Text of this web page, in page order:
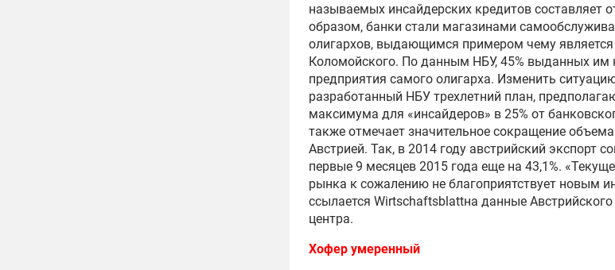
называемых инсайдерских кредитов составляет
образом, банки стали магазинами
олигархов, выдающимся примером чему является
Коломойского. По данным НБУ, 45% выданных им
предприятия самого олигарха. Изменить
разработанный НБУ трехлетний план,
максимума для «инсайдеров» в 25% от
также отмечает значительное сокращение
Австрией. Так, в 2014 году австрийский экспорт
первые 9 месяцев 2015 года еще на 43,1%.
рынка к сожалению не благоприятствует новым
ссылается Wirtschaftsblattна данные
центра.
Хофер умеренный